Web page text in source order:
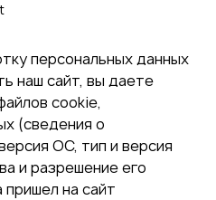
персональных данных
наш сайт, вы даете
cookie,
(сведения о
ОС, тип и версия
и разрешение его
пришел на сайт